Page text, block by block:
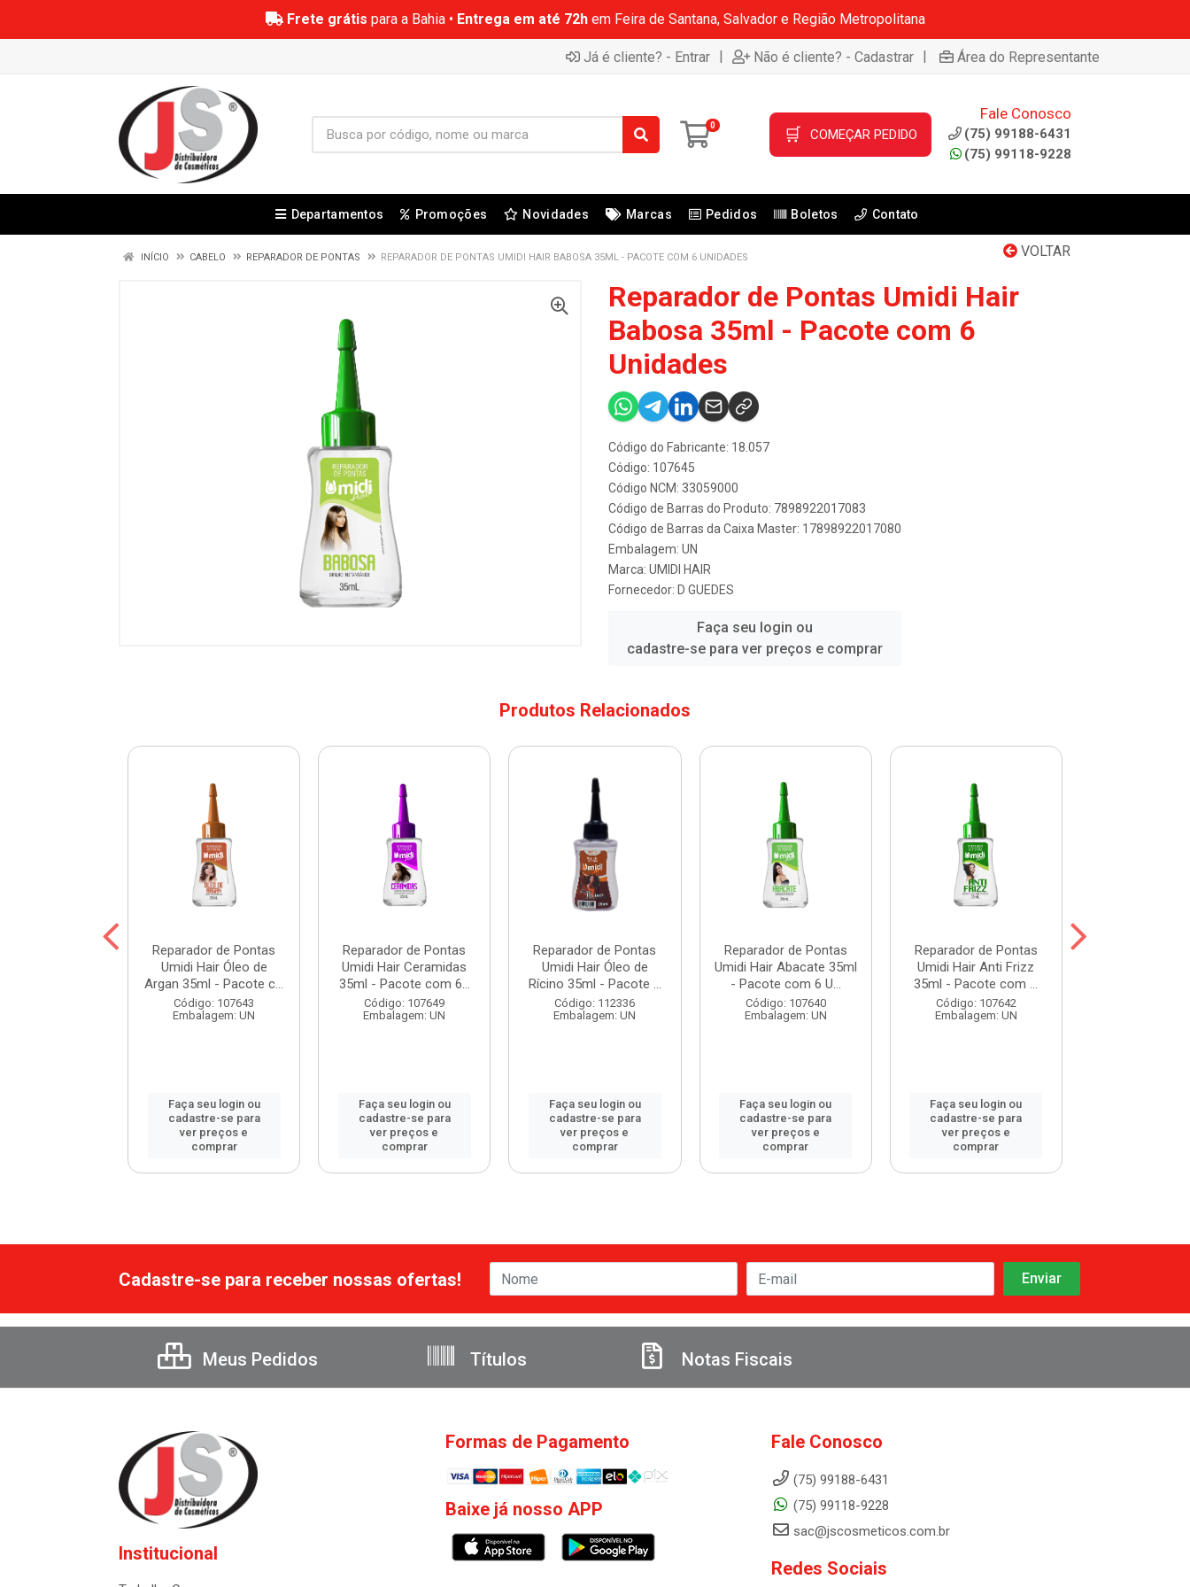
Frete grátis para a Bahia • Entrega em até 72hem Feira de Santana, Salvador e Região Metropolitana
Já é cliente? - Entrar | Não é cliente? - Cadastrar | Área do Representante
0 🛒 COMEÇAR PEDIDO
Fale Conosco
(75) 99188-6431
(75) 99118-9228
Departamentos Promoções Novidades Marcas Pedidos Boletos Contato
VOLTAR
INÍCIO CABELO REPARADOR DE PONTAS REPARADOR DE PONTAS UMIDI HAIR BABOSA 35ML - PACOTE COM 6 UNIDADES
Reparador de Pontas Umidi Hair
Babosa 35ml - Pacote com 6
Unidades
Código do Fabricante: 18.057
Código: 107645
Código NCM: 33059000
Código de Barras do Produto: 7898922017083
Código de Barras da Caixa Master: 17898922017080
Embalagem: UN
Marca: UMIDI HAIR
Fornecedor: D GUEDES
Faça seu login ou
cadastre-se para ver preços e comprar
Produtos Relacionados
Reparador de Pontas
Umidi Hair Óleo de
Argan 35ml - Pacote c...
Código: 107643
Embalagem: UN
Faça seu login ou
cadastre-se para
ver preços e
comprar
Reparador de Pontas
Umidi Hair Ceramidas
35ml - Pacote com 6...
Código: 107649
Embalagem: UN
Faça seu login ou
cadastre-se para
ver preços e
comprar
Reparador de Pontas
Umidi Hair Óleo de
Rícino 35ml - Pacote ...
Código: 112336
Embalagem: UN
Faça seu login ou
cadastre-se para
ver preços e
comprar
Reparador de Pontas
Umidi Hair Abacate 35ml
- Pacote com 6 U...
Código: 107640
Embalagem: UN
Faça seu login ou
cadastre-se para
ver preços e
comprar
Reparador de Pontas
Umidi Hair Anti Frizz
35ml - Pacote com ...
Código: 107642
Embalagem: UN
Faça seu login ou
cadastre-se para
ver preços e
comprar
Cadastre-se para receber nossas ofertas!
Meus Pedidos Títulos Notas Fiscais
Institucional
Formas de Pagamento
Baixe já nosso APP
Fale Conosco
(75) 99188-6431
(75) 99118-9228
sac@jscosmeticos.com.br
Redes Sociais